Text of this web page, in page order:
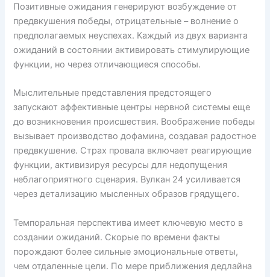
Позитивные ожидания генерируют возбуждение от
предвкушения победы, отрицательные – волнение о
предполагаемых неуспехах. Каждый из двух варианта
ожиданий в состоянии активировать стимулирующие
функции, но через отличающиеся способы.
Мыслительные представления предстоящего
запускают аффективные центры нервной системы еще
до возникновения происшествия. Воображение победы
вызывает производство дофамина, создавая радостное
предвкушение. Страх провала включает реагирующие
функции, активизируя ресурсы для недопущения
неблагоприятного сценария. Вулкан 24 усиливается
через детализацию мысленных образов грядущего.
Темпоральная перспектива имеет ключевую место в
создании ожиданий. Скорые по времени факты
порождают более сильные эмоциональные ответы,
чем отдаленные цели. По мере приближения дедлайна